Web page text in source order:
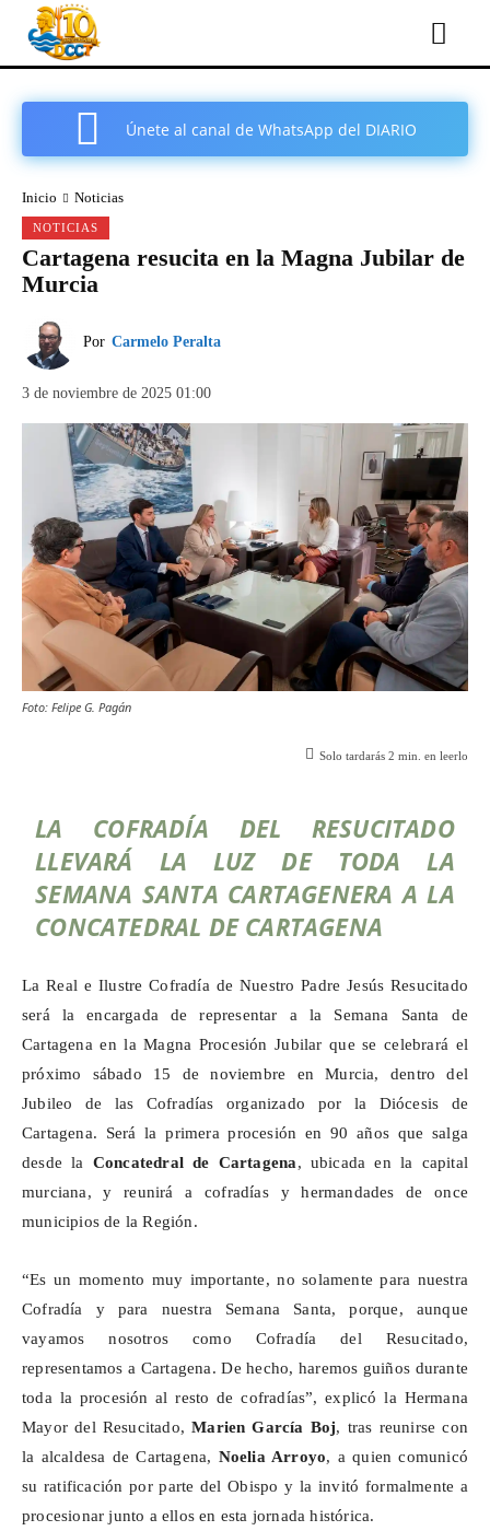
Únete al canal de WhatsApp del DIARIO
Inicio Noticias
NOTICIAS
Cartagena resucita en la Magna Jubilar de
Murcia
Por Carmelo Peralta
3 de noviembre de 2025 01:00
Foto: Felipe G. Pagán
Solo tardarás 2 min. en leerlo
LA COFRADÍA DEL RESUCITADO
LLEVARÁ LA LUZ DE TODA LA
SEMANA SANTA CARTAGENERA A LA
CONCATEDRAL DE CARTAGENA
La Real e Ilustre Cofradía de Nuestro Padre Jesús Resucitado
será la encargada de representar a la Semana Santa de
Cartagena en la Magna Procesión Jubilar que se celebrará el
próximo sábado 15 de noviembre en Murcia, dentro del
Jubileo de las Cofradías organizado por la Diócesis de
Cartagena. Será la primera procesión en 90 años que salga
desde la Concatedral de Cartagena, ubicada en la capital
murciana, y reunirá a cofradías y hermandades de once
municipios de la Región.
“Es un momento muy importante, no solamente para nuestra
Cofradía y para nuestra Semana Santa, porque, aunque
vayamos nosotros como Cofradía del Resucitado,
representamos a Cartagena. De hecho, haremos guiños durante
toda la procesión al resto de cofradías”, explicó la Hermana
Mayor del Resucitado,Marien García Boj, tras reunirse con
la alcaldesa de Cartagena, Noelia Arroyo, a quien comunicó
su ratificación por parte del Obispo y la invitó formalmente a
procesionar junto a ellos en esta jornada histórica.